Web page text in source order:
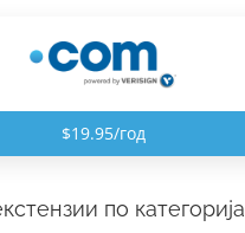
$19.95/год
по категорија